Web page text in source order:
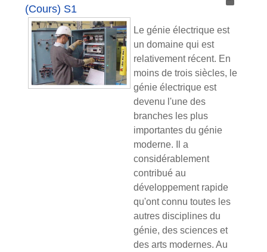
(Cours) S1
Le génie électrique est
un domaine qui est
relativement récent. En
moins de trois siècles, le
génie électrique est
devenu l'une des
branches les plus
importantes du génie
moderne. Il a
considérablement
contribué au
développement rapide
qu'ont connu toutes les
autres disciplines du
génie, des sciences et
des arts modernes. Au